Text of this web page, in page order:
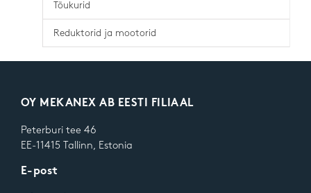
Tõukurid
Reduktorid ja mootorid
OY MEKANEX AB EESTI FILIAAL
Peterburi tee 46
EE-11415 Tallinn, Estonia
E-post